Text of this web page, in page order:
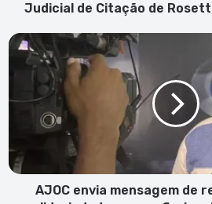
Monteiro
Judicial de Citação de
AJOC
envia
mensagem
reconhecimento
solidariedade
aos
profissionais
AJOC envia mensagem de